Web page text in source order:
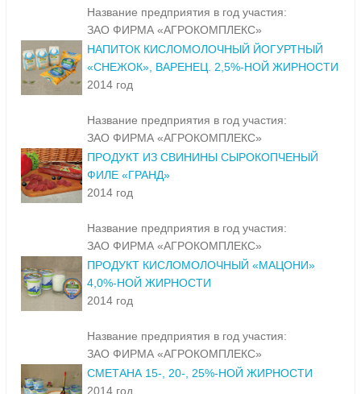
Название предприятия в год участия:
ЗАО ФИРМА «АГРОКОМПЛЕКС»
НАПИТОК КИСЛОМОЛОЧНЫЙ ЙОГУРТНЫЙ
«СНЕЖОК», ВАРЕНЕЦ. 2,5%-НОЙ ЖИРНОСТИ
2014 год
Название предприятия в год участия:
ЗАО ФИРМА «АГРОКОМПЛЕКС»
ПРОДУКТ ИЗ СВИНИНЫ СЫРОКОПЧЕНЫЙ
ФИЛЕ «ГРАНД»
2014 год
Название предприятия в год участия:
ЗАО ФИРМА «АГРОКОМПЛЕКС»
ПРОДУКТ КИСЛОМОЛОЧНЫЙ «МАЦОНИ»
4,0%-НОЙ ЖИРНОСТИ
2014 год
Название предприятия в год участия:
ЗАО ФИРМА «АГРОКОМПЛЕКС»
СМЕТАНА 15-, 20-, 25%-НОЙ ЖИРНОСТИ
2014 год